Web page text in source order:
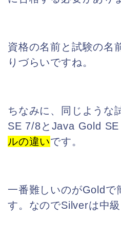
資格の名前と試験の名
りづらいですね。
ちなみに、同じような
SE 7/8とJava Gold SE
ルの違いです。
一番難しいのがGoldで
す。なのでSilverは中級